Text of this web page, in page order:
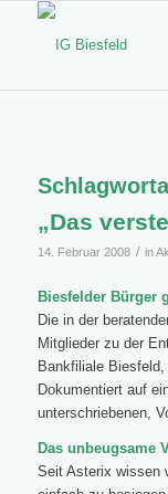
„Das
14. Februar 2008 / in
Biesfelder Bürger
Die in der
Mitglieder zu der
Bankfiliale
Dokumentiert auf
unterschriebenen,
Das unbeugsame
Seit Asterix wissen